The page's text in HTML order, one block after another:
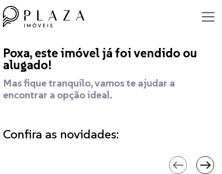
Poxa, este imóvel já foi vendido ou
alugado!
Mas fique tranquilo, vamos te ajudar a
encontrar a opção ideal.
Confira as novidades: